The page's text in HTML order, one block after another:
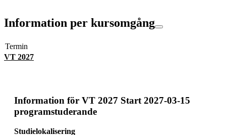
Information per kursomgång
Termin
VT 2027
Information för VT 2027 Start 2027-03-15
programstuderande
Studielokalisering